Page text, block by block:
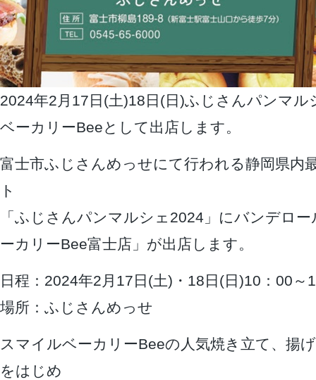
2024年2月17日(土)18日(日)ふじさんパンマ
ベーカリーBeeとして出店します。
富士市ふじさんめっせにて行われる静岡県内
ト
「ふじさんパンマルシェ2024」にバンデロ
ーカリーBee富士店」が出店します。
日程：2024年2月17日(土)・18日(日)10：00～
場所：ふじさんめっせ
スマイルベーカリーBeeの人気焼き立て、揚
をはじめ